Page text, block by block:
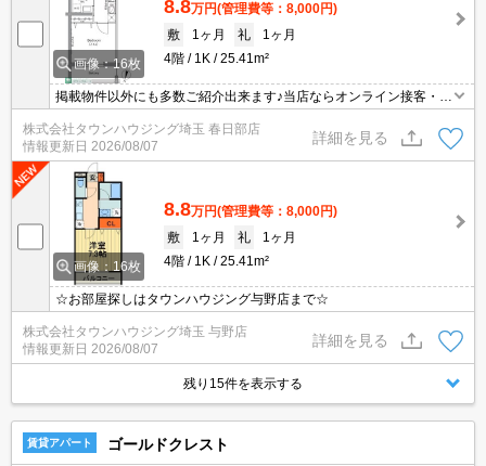
画像：16枚
8.8万円(管理費等：8,000円)
敷
1ヶ月 礼
1ヶ月
4階
1K 25.41m²
掲載物件以外にも多数ご紹介出来ます♪当店ならオンライン接客・内
見可能です！メールでのお問い合わせの際は、電話番号も記載頂き
ますとスムーズに御対応できます♪
株式会社タウンハウジング埼玉 春日部店
情報更新日 2026/08/07
詳細を見る
画像：16枚
8.8万円(管理費等：8,000円)
敷
1ヶ月 礼
1ヶ月
4階
1K 25.41m²
☆お部屋探しはタウンハウジング与野店まで☆
株式会社タウンハウジング埼玉 与野店
情報更新日 2026/08/07
詳細を見る
残り15件を表示する
賃貸アパート ゴールドクレスト